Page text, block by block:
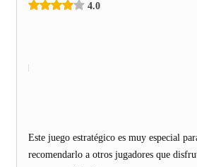
4.0
Este juego estratégico es muy especial
recomendarlo a otros jugadores que